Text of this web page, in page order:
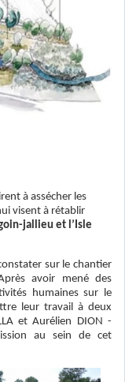
à assécher les
visent à rétablir
jallieu et l’Isle
sur le chantier
avoir mené des
humaines sur le
leur travail à deux
et Aurélien DION -
au sein de cet